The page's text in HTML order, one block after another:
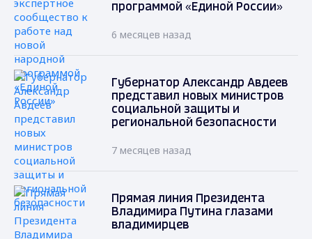
программой «Единой России»
6 месяцев назад
Губернатор Александр Авдеев
представил новых министров
социальной защиты и
региональной безопасности
7 месяцев назад
Прямая линия Президента
Владимира Путина глазами
владимирцев